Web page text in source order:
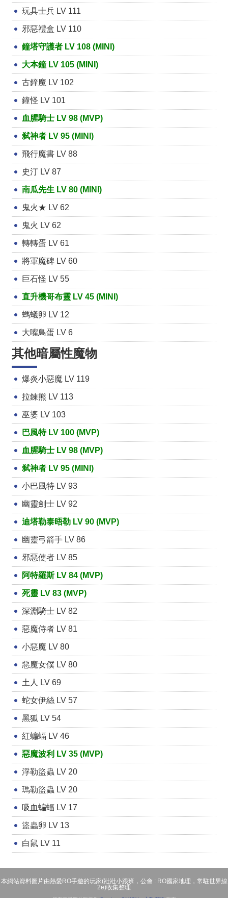
玩具士兵 LV 111
邪惡禮盒 LV 110
鐘塔守護者 LV 108 (MINI)
大本鐘 LV 105 (MINI)
古鐘魔 LV 102
鐘怪 LV 101
血腥騎士 LV 98 (MVP)
弑神者 LV 95 (MINI)
飛行魔書 LV 88
史汀 LV 87
南瓜先生 LV 80 (MINI)
鬼火★ LV 62
鬼火 LV 62
轉轉蛋 LV 61
將軍魔碑 LV 60
巨石怪 LV 55
直升機哥布靈 LV 45 (MINI)
螞蟻卵 LV 12
大嘴鳥蛋 LV 6
其他暗屬性魔物
爆炎小惡魔 LV 119
拉鍊熊 LV 113
巫婆 LV 103
巴風特 LV 100 (MVP)
血腥騎士 LV 98 (MVP)
弑神者 LV 95 (MINI)
小巴風特 LV 93
幽靈劍士 LV 92
迪塔勒泰晤勒 LV 90 (MVP)
幽靈弓箭手 LV 86
邪惡使者 LV 85
阿特羅斯 LV 84 (MVP)
死靈 LV 83 (MVP)
深淵騎士 LV 82
惡魔侍者 LV 81
小惡魔 LV 80
惡魔女僕 LV 80
土人 LV 69
蛇女伊絲 LV 57
黑狐 LV 54
紅蝙蝠 LV 46
惡魔波利 LV 35 (MVP)
浮勒盜蟲 LV 20
瑪勒盜蟲 LV 20
吸血蝙蝠 LV 17
盜蟲卵 LV 13
白鼠 LV 11
本網站資料圖片由熱愛RO手遊的玩家(壯壯小跟班，公會 : RO國家地理，常駐世界線
2e)收集整理